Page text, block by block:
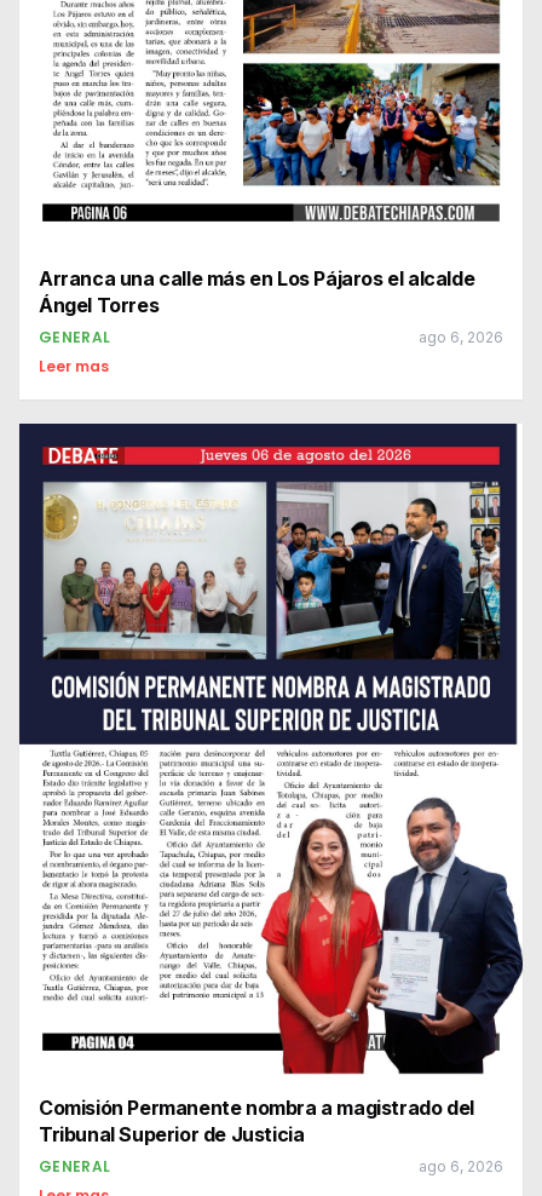
Arranca una calle más en Los Pájaros el alcalde
Ángel Torres
GENERAL ago 6, 2026
Leer mas
Comisión Permanente nombra a magistrado del
Tribunal Superior de Justicia
GENERAL ago 6, 2026